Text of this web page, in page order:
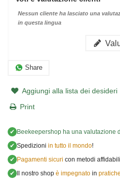
Nessun cliente ha lasciato una
in questa lingua
Share
Aggiungi alla lista dei desideri
Print
✔ Beekeepershop ha una valutazione
✔ Spedizioni in tutto il mondo!
✔ Pagamenti sicuri con metodi affidabili.
✔ Il nostro shop è impegnato in